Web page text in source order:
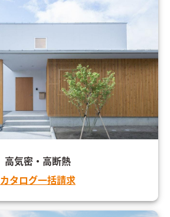
高気密・高断熱
カタログ一括請求